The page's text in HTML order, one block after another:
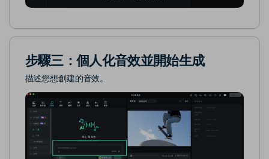
步驟三：個人化音效並開始生成
描述您想創建的音效。